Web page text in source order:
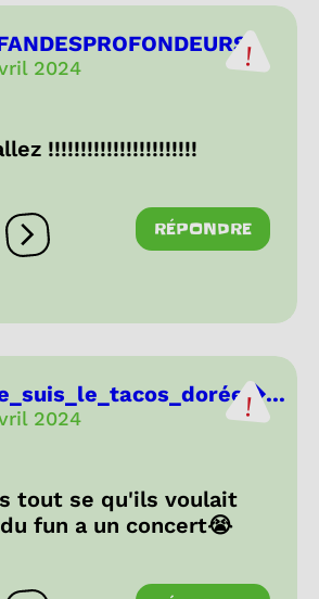
2024
!!!!!!!!!!!!!!!!!!!!!!!
Ouvrir les réactions
RÉPONDRE
2024
tout se qu'ils voulait
fun a un concert😭